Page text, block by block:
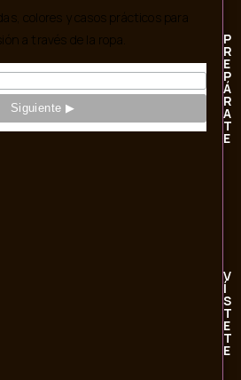
colores y casos prácticos para
a través de la ropa.
P
R
E
P
Á
R
A
T
E
V
Í
S
T
E
T
E